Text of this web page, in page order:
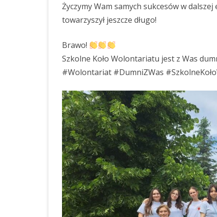
ROK 2024
UDZIELONYCH ZAMÓWIEŃ 2023
OGŁOSZENIA
ZAKUP I DOSTAWA
ARTYKUŁÓW
ZESPOŁU SZKOLNO –
PRZEDSZKOLNEGO W
BABOROWIE W 2023
KOLEJNE
OGŁOSZENIE O
ZAKUP I DOSTAWA
ARTYKUŁÓW
DO STOŁÓWKI
ZESPOŁU SZKOLNO
PRZEDSZKOLNEGO
Życzymy Wam samych sukcesów w
towarzyszył jeszcze długo!
Brawo!
Szkolne Koło Wolontariatu jest z Was
#Wolontariat #DumniZWas